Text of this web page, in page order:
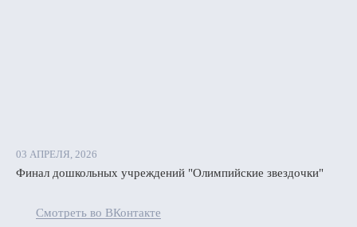
03 АПРЕЛЯ, 2026
Финал дошкольных учреждений "Олимпийские звездочки"
Смотреть во ВКонтакте